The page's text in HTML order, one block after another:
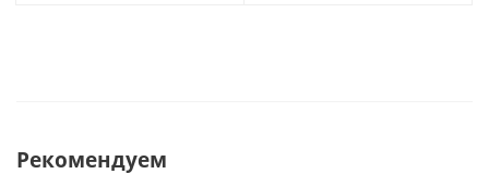
Рекомендуем